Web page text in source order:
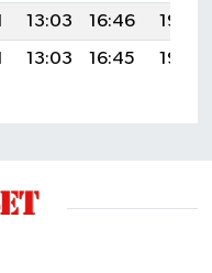
13:03 16:46
19:45
13:03 16:45 19:44